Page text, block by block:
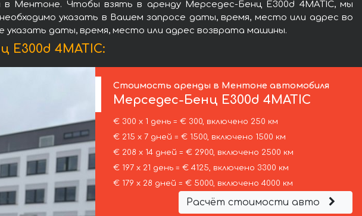
Ментоне. Чтобы взять в аренду Мерседес-Бенц E300d 4MATIC, мы
указать в Вашем запросе даты, время, место или адрес во
указать даты, время, место или адрес возврата машины.
4MATIC:
Стоимость аренды в Ментоне автомобиля
Мерседес-Бенц E300d 4MATIC
€ 300 х 1 день = € 300, включено 250 км
€ 215 х 7 дней = € 1500, включено 1500 км
€ 208 х 14 дней = € 2900, включено 2500 км
€ 197 х 21 день = € 4125, включено 3300 км
€ 179 х 28 дней = € 5000, включено 4000 км
Расчёт стоимости авто